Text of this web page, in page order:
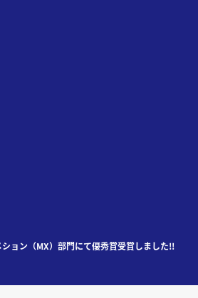
ョン（MX）部門にて優秀賞受賞しました!!